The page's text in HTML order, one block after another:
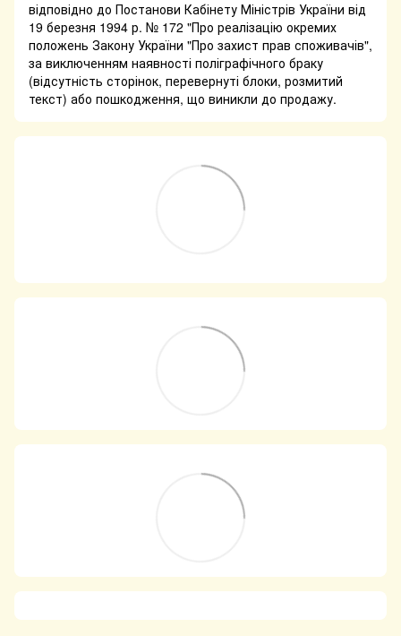
відповідно до Постанови Кабінету Міністрів України від
19 березня 1994 р. № 172 "Про реалізацію окремих
положень Закону України "Про захист прав споживачів",
за виключенням наявності поліграфічного браку
(відсутність сторінок, перевернуті блоки, розмитий
текст) або пошкодження, що виникли до продажу.